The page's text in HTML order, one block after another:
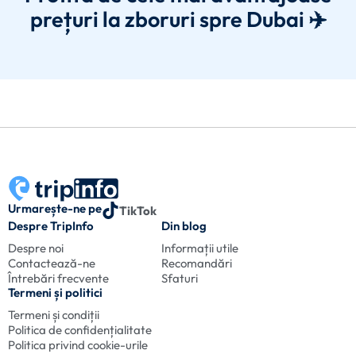
prețuri la zboruri spre Dubai ✈️
Urmarește-ne pe
TikTok
Despre TripInfo
Despre noi
Contactează-ne
Întrebări frecvente
Din blog
Informații utile
Recomandări
Sfaturi
Termeni și politici
Termeni și condiții
Politica de confidențialitate
Politica privind cookie-urile